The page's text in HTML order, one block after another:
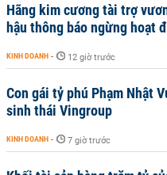
Hãng kim cương tài trợ
hậu thông báo ngừng hoạt
KINH DOANH - 12 giờ trước
Con gái tỷ phú Phạm Nhật
sinh thái Vingroup
KINH DOANH - 7 giờ trước